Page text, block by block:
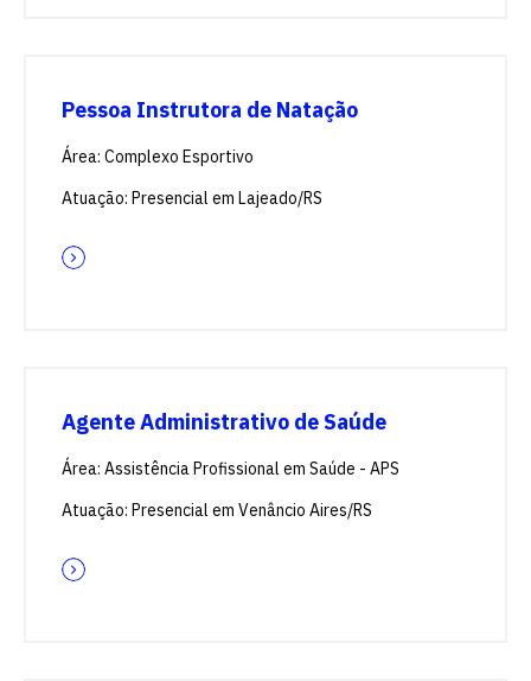
Pessoa Instrutora de Natação
Área: Complexo Esportivo
Atuação: Presencial em Lajeado/RS
Agente Administrativo de Saúde
Área: Assistência Profissional em Saúde - APS
Atuação: Presencial em Venâncio Aires/RS